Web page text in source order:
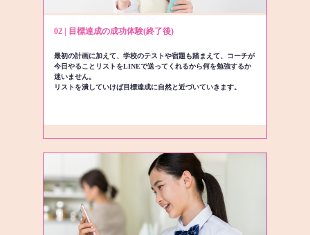
02 | 目標達成の成功体験(終了後)
最初の計画に加えて、学校のテストや宿題も踏まえて、コーチが
今日やることリストをLINEで送ってくれるから何を勉強するか
迷いません。
リストを潰していけば目標達成に自然と近づいていきます。